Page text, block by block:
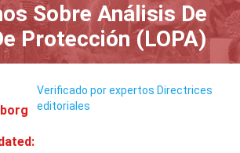
Sobre Análisis De
Protección (LOPA)
Verificado por expertos Directrices
editoriales